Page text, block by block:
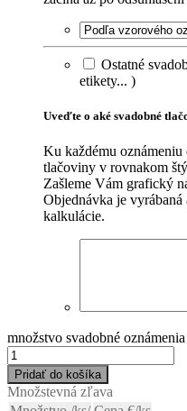
Ostatné
etikety... )
Uveďte o aké svadobné
Ku každému oznámeniu
tlačoviny v rovnakom
Zašleme Vám grafický
Objednávka je
kalkulácie.
množstvo svadobné
Pridať do košíka
Množstevná zľava